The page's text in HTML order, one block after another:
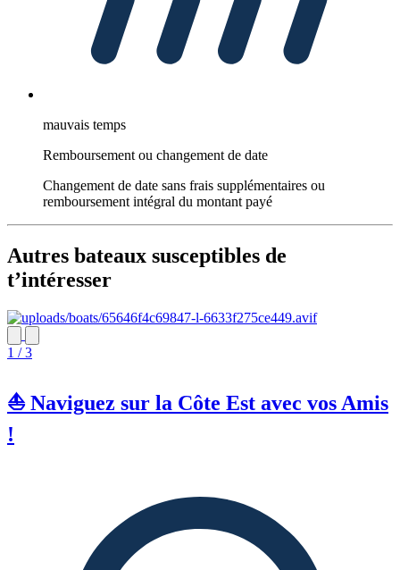
mauvais temps
Remboursement ou changement de date
Changement de date sans frais supplémentaires ou
remboursement intégral du montant payé
Autres bateaux susceptibles de
t’intéresser
1 / 3
⛵ Naviguez sur la Côte Est avec vos Amis
!